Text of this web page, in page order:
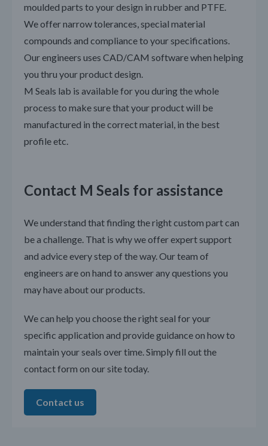
moulded parts to your design in rubber and PTFE.
We offer narrow tolerances, special material
compounds and compliance to your specifications.
Our engineers uses CAD/CAM software when helping
you thru your product design.
M Seals lab is available for you during the whole
process to make sure that your product will be
manufactured in the correct material, in the best
profile etc.
Contact M Seals for assistance
We understand that finding the right custom part can
be a challenge. That is why we offer expert support
and advice every step of the way. Our team of
engineers are on hand to answer any questions you
may have about our products.
We can help you choose the right seal for your
specific application and provide guidance on how to
maintain your seals over time. Simply fill out the
contact form on our site today.
Contact us